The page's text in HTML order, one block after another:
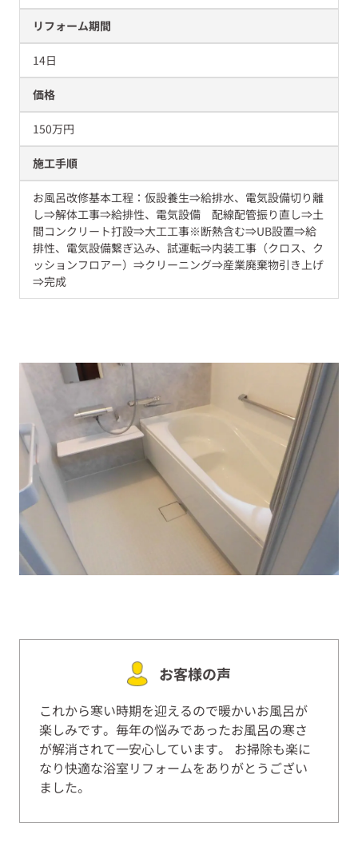
リフォーム期間
14日
価格
150万円
施工手順
お風呂改修基本工程：仮設養生⇒給排水、電気設備切り離
し⇒解体工事⇒給排性、電気設備 配線配管振り直し⇒土
間コンクリート打設⇒大工工事※断熱含む⇒UB設置⇒給
排性、電気設備繋ぎ込み、試運転⇒内装工事（クロス、ク
ッションフロアー）⇒クリーニング⇒産業廃棄物引き上げ
⇒完成
お客様の声
これから寒い時期を迎えるので暖かいお風呂が
楽しみです。毎年の悩みであったお風呂の寒さ
が解消されて一安心しています。 お掃除も楽に
なり快適な浴室リフォームをありがとうござい
ました。